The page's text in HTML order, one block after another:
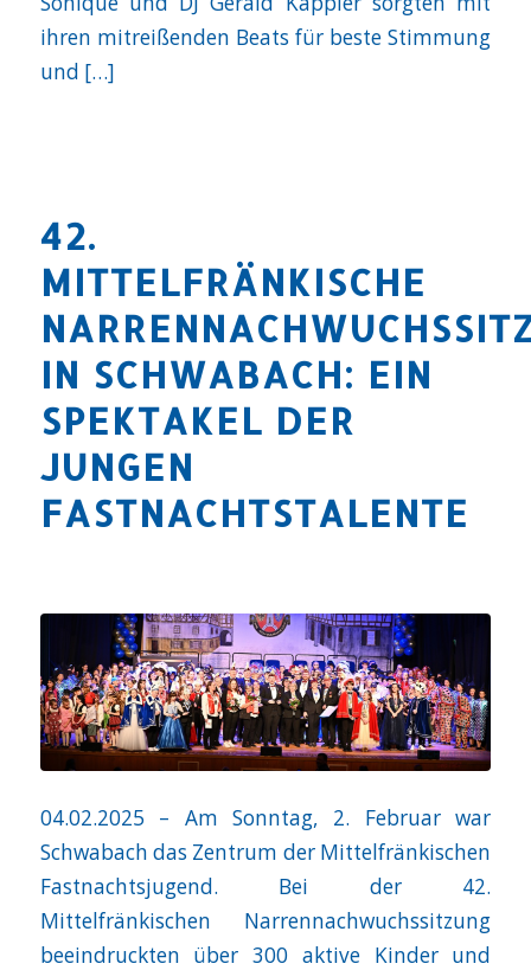
ihren mitreißenden Beats für beste Stimmung
und […]
42.
MITTELFRÄNKISCHE
IN SCHWABACH: EIN
SPEKTAKEL DER
JUNGEN
FASTNACHTSTALENTE
04.02.2025 – Am Sonntag, 2. Februar war
Schwabach das Zentrum der Mittelfränkischen
Fastnachtsjugend. Bei der 42.
Mittelfränkischen Narrennachwuchssitzung
beeindruckten über 300 aktive Kinder und